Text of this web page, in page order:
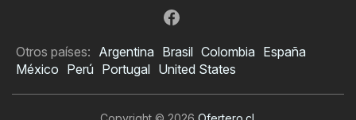
Otros países: Argentina Brasil Colombia España
México Perú Portugal United States